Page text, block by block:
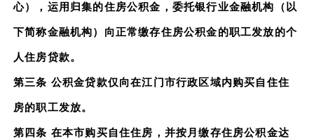
心），运用归集的住房公积金，委托银行业金融机构（以
下简称金融机构）向正常缴存住房公积金的职工发放的个
人住房贷款。
第三条 公积金贷款仅向在江门市行政区域内购买自住住
房的职工发放。
第四条 在本市购买自住住房，并按月缴存住房公积金达